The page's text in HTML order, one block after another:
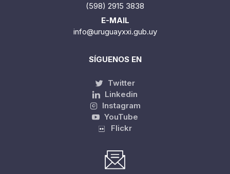
(598) 2915 3838
E-MAIL
info@uruguayxxi.gub.uy
SÍGUENOS EN
Twitter
Linkedin
Instagram
YouTube
Flickr